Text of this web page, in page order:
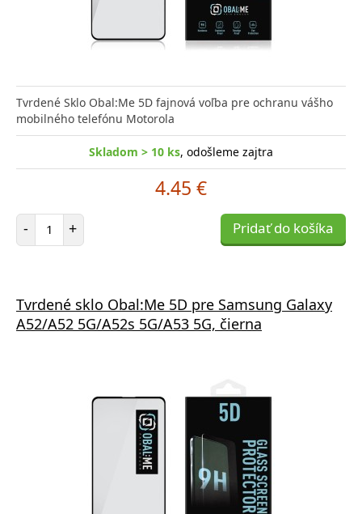
Tvrdené Sklo Obal:Me 5D fajnová voľba pre ochranu vášho
mobilného telefónu Motorola
Skladom > 10 ks, odošleme zajtra
4.45 €
- Počet položiek
+ Pridať do košíka
Tvrdené sklo Obal:Me 5D pre Samsung Galaxy
A52/A52 5G/A52s 5G/A53 5G, čierna